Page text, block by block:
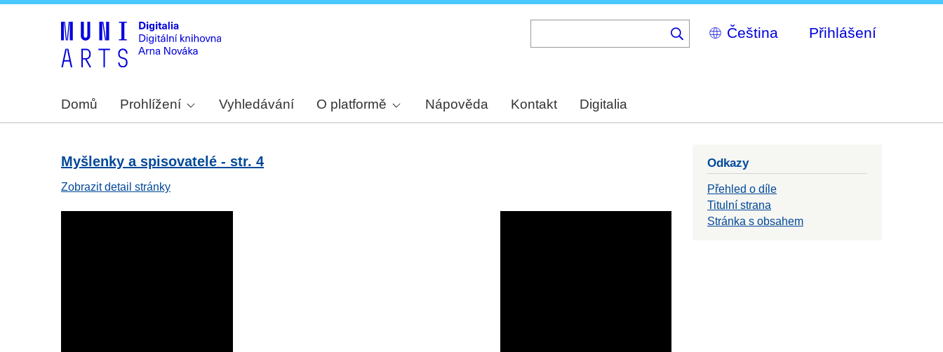
Select
your
Přihlášení
Domů Prohlížení Vyhledávání O platformě Nápověda Kontakt Digitalia
Myšlenky a spisovatelé - str. 4
Zobrazit detail stránky
Odkazy
Přehled o díle
Titulní strana
Stránka s obsahem